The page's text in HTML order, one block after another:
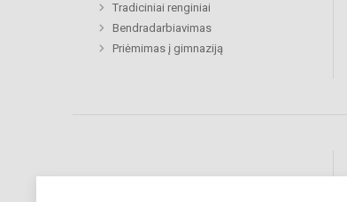
Tradiciniai renginiai
Bendradarbiavimas
Priėmimas į gimnaziją